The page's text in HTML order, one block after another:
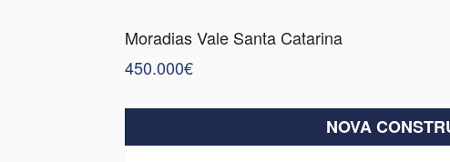
Moradias Vale Santa Catarina
450.000€
NOVA